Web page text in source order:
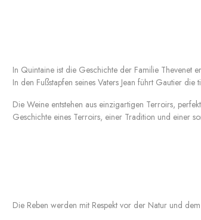
In Quintaine ist die Geschichte der Familie Thevenet
In den Fußstapfen seines Vaters Jean führt Gautier
Die Weine entstehen aus einzigartigen Terroirs,
Geschichte eines Terroirs, einer Tradition und einer
Die Reben werden mit Respekt vor der Natur und